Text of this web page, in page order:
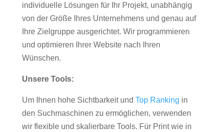
individuelle Lösungen für Ihr Projekt, unabhängig
von der Größe Ihres Unternehmens und genau auf
Ihre Zielgruppe ausgerichtet. Wir programmieren
und optimieren Ihrer Website nach Ihren
Wünschen.
Unsere Tools:
Um Ihnen hohe Sichtbarkeit und Top Ranking in
den Suchmaschinen zu ermöglichen, verwenden
wir flexible und skalierbare Tools. Für Print wie in